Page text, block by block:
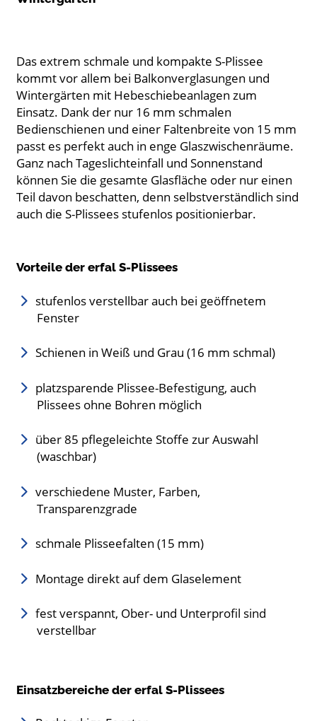
Das extrem schmale und kompakte S-Plissee
kommt vor allem bei Balkonverglasungen und
Wintergärten mit Hebeschiebeanlagen zum
Einsatz. Dank der nur 16 mm schmalen
Bedienschienen und einer Faltenbreite von 15 mm
passt es perfekt auch in enge Glaszwischenräume.
Ganz nach Tageslichteinfall und Sonnenstand
können Sie die gesamte Glasfläche oder nur einen
Teil davon beschatten, denn selbstverständlich sind
auch die S-Plissees stufenlos positionierbar.
Vorteile der erfal S-Plissees
stufenlos verstellbar auch bei geöffnetem
Fenster
Schienen in Weiß und Grau (16 mm schmal)
platzsparende Plissee-Befestigung, auch
Plissees ohne Bohren möglich
über 85 pflegeleichte Stoffe zur Auswahl
(waschbar)
verschiedene Muster, Farben,
Transparenzgrade
schmale Plisseefalten (15 mm)
Montage direkt auf dem Glaselement
fest verspannt, Ober- und Unterprofil sind
verstellbar
Einsatzbereiche der erfal S-Plissees